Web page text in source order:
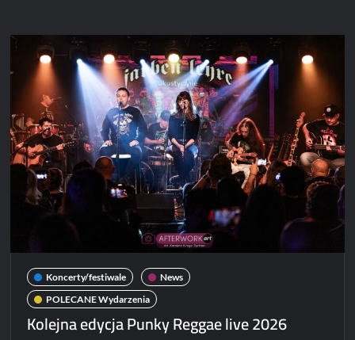
specjalnym
w
Klubie
Studio
Koncerty/festiwale
News
POLECANE Wydarzenia
Kolejna edycja Punky Reggae live 2026